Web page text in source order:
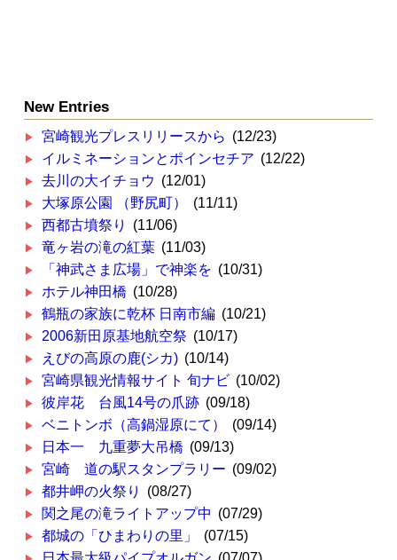
New Entries
宮崎観光プレスリリースから (12/23)
イルミネーションとポインセチア (12/22)
去川の大イチョウ (12/01)
大塚原公園 （野尻町）
(11/11)
西都古墳祭り
(11/06)
竜ヶ岩の滝の紅葉 (11/03)
「神武さま広場」で神楽を (10/31)
ホテル神田橋 (10/28)
鶴瓶の家族に乾杯 日南市編 (10/21)
2006新田原基地航空祭 (10/17)
えびの高原の鹿(シカ) (10/14)
宮崎県観光情報サイト 旬ナビ (10/02)
彼岸花 台風14号の爪跡 (09/18)
ベニトンボ（高鍋湿原にて）
(09/14)
日本一 九重夢大吊橋 (09/13)
宮崎 道の駅スタンプラリー (09/02)
都井岬の火祭り
(08/27)
関之尾の滝ライトアップ中 (07/29)
都城の「ひまわりの里」
(07/15)